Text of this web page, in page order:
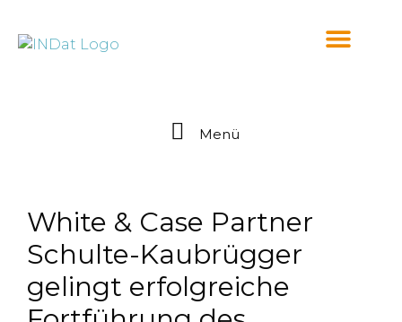
Menü
White & Case Partner
Schulte-Kaubrügger
gelingt erfolgreiche